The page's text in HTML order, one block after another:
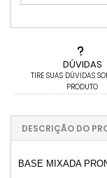
DÚVIDAS
TIRE SUAS DÚVIDAS
PRODUTO
DESCRIÇÃO DO
BASE MIXADA